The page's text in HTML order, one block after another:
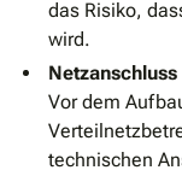
das Risiko,
wird.
Vor dem
technischen